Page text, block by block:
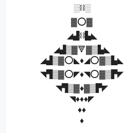
░⛓░
▓⭕▓
◢▟⛓▙◣
◢▟▒▓🔻▓▒▙◣
◢▟▒▓⭕◣♦◢⭕▓▒▙◣
◥▜▒▓⭕◤♦◥⭕▓▒▛◤
◥▜▒▓♦▓▒▛◤
◥♦♦♦◤
♦♦
♦